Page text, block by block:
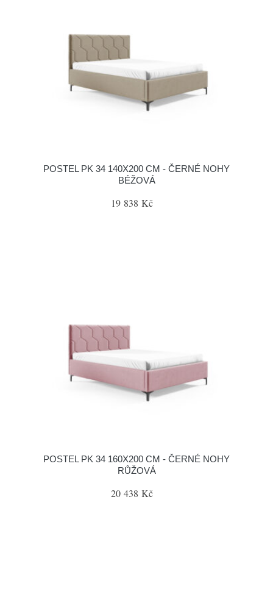
POSTEL PK 34 140X200 CM - ČERNÉ NOHY
BÉŽOVÁ
19 838 Kč
POSTEL PK 34 160X200 CM - ČERNÉ NOHY
RŮŽOVÁ
20 438 Kč